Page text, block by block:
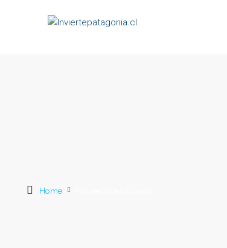
Home